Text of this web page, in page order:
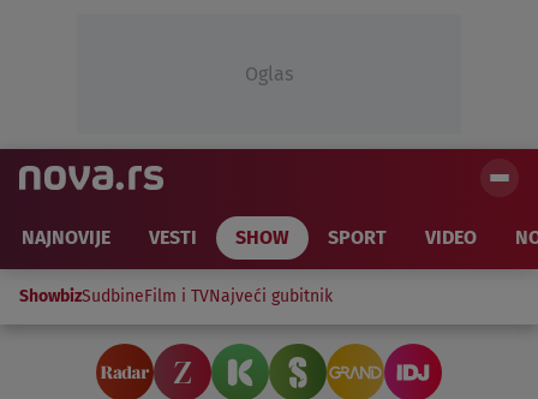
Oglas
NAJNOVIJE VESTI SHOW SPORT VIDEO
ShowbizSudbineFilm i TVNajveći gubitnik